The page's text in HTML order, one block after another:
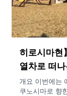
히로시마현
열차로 떠
개요 이번에는
쿠노시마로 향